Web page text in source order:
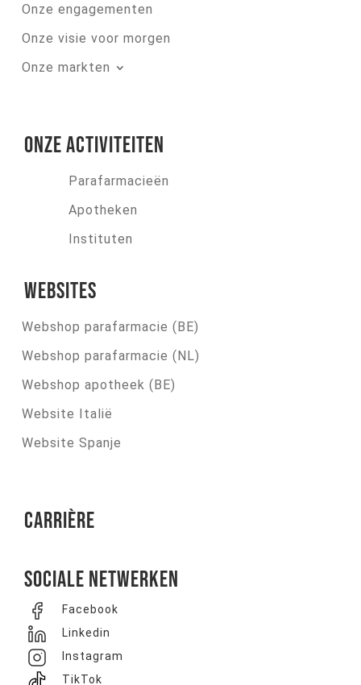
Onze engagementen
Onze visie voor morgen
Onze markten
Onze activiteiten
Parafarmacieën
Apotheken
Instituten
Websites
Webshop parafarmacie (BE)
Webshop parafarmacie (NL)
Webshop apotheek (BE)
Website Italië
Website Spanje
Carrière
Sociale netwerken
Facebook
Linkedin
Instagram
TikTok